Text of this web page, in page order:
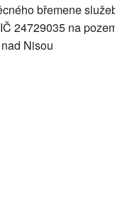
břemene
24729035 na
Nisou